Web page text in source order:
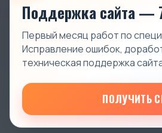
Поддержка сайта —
Первый месяц работ по
Исправление ошибок,
техническая поддержка
ПОЛУЧИТЬ